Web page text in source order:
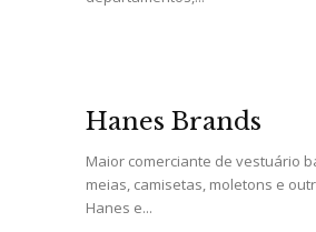
Região
Hanes Brands
Maior comerciante de vestuário
meias, camisetas, moletons e
Hanes e...